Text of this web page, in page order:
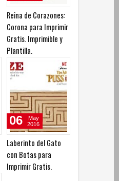
Reina de Corazones:
Corona para Imprimir
Gratis. Imprimible y
Plantilla.
Laberinto del Gato
con Botas para
Imprimir Gratis.
06
May
2016